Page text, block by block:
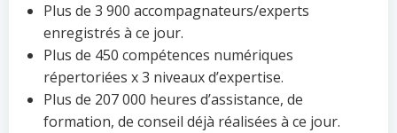
Plus de 3 900 accompagnateurs/experts
enregistrés à ce jour.
Plus de 450 compétences numériques
répertoriées x 3 niveaux d’expertise.
Plus de 207 000 heures d’assistance, de
formation, de conseil déjà réalisées à ce jour.